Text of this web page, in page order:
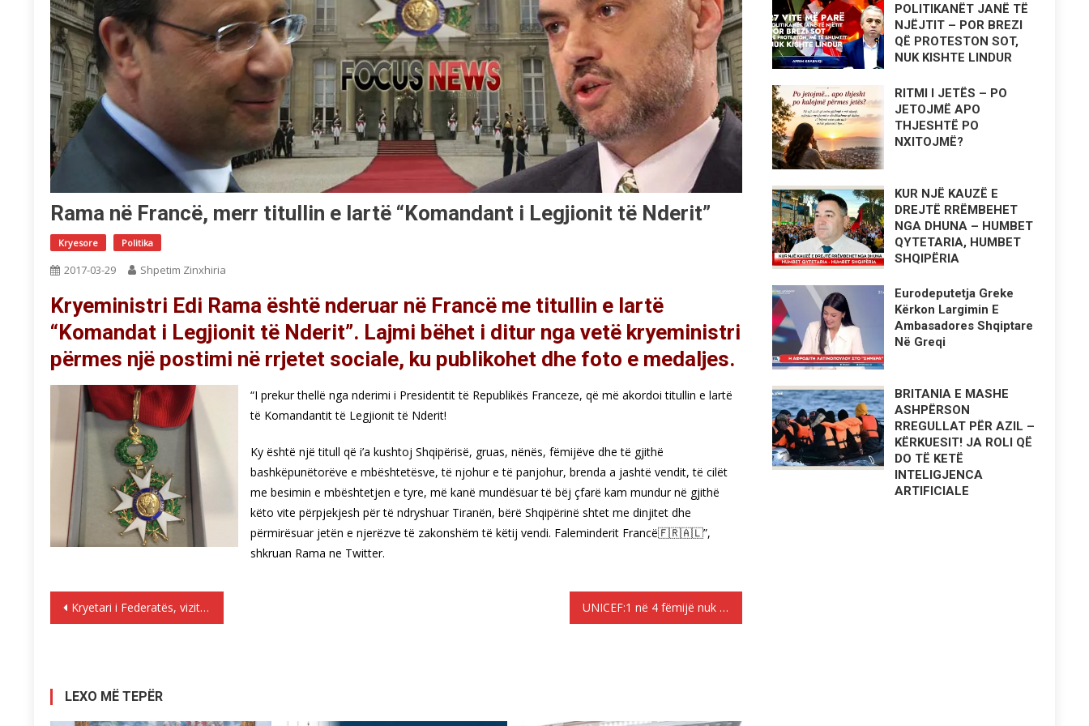
Rama në Francë, merr titullin e lartë “Komandant i Legjionit të Nderit”
Kryesore Politika
2017-03-29 Shpetim Zinxhiria
Kryeministri Edi Rama është nderuar në Francë me titullin e lartë
“Komandat i Legjionit të Nderit”. Lajmi bëhet i ditur nga vetë kryeministri
përmes një postimi në rrjetet sociale, ku publikohet dhe foto e medaljes.
“I prekur thellë nga nderimi i Presidentit të Republikës Franceze, që më akordoi titullin e lartë
të Komandantit të Legjionit të Nderit!
Ky është një titull që i’a kushtoj Shqipërisë, gruas, nënës, fëmijëve dhe të gjithë
bashkëpunëtorëve e mbështetësve, të njohur e të panjohur, brenda a jashtë vendit, të cilët
me besimin e mbështetjen e tyre, më kanë mundësuar të bëj çfarë kam mundur në gjithë
këto vite përpjekjesh për të ndryshuar Tiranën, bërë Shqipërinë shtet me dinjitet dhe
përmirësuar jetën e njerëzve të zakonshëm të këtij vendi. Faleminderit Francë🇫🇷🇦🇱”,
shkruan Rama ne Twitter.
Lëvizje
Kryetari i Federatës, vizitë zyrtare në Bruksel UNICEF:1 në 4 fëmijë nuk do të kenë ujë deri 2040
LEXO MË TEPËR
POLITIKANËT JANË TË
NJËJTIT – POR BREZI
QË PROTESTON SOT,
NUK KISHTE LINDUR
RITMI I JETËS – PO
JETOJMË APO
THJESHTË PO
NXITOJMË?
KUR NJË KAUZË E
DREJTË RRËMBEHET
NGA DHUNA – HUMBET
QYTETARIA, HUMBET
SHQIPËRIA
Eurodeputetja Greke
Kërkon Largimin E
Ambasadores Shqiptare
Në Greqi
BRITANIA E MASHE
ASHPËRSON
RREGULLAT PËR AZIL –
KËRKUESIT! JA ROLI QË
DO TË KETË
INTELIGJENCA
ARTIFICIALE